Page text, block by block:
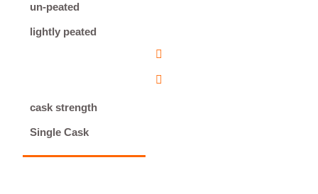
un-peated
lightly peated
cask strength
Single Cask